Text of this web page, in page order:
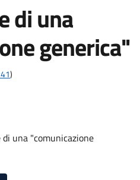
di una
generica"
)
una "comunicazione